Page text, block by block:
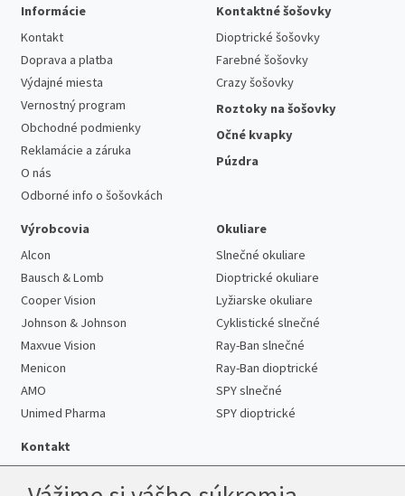
Informácie
Kontakt
Doprava a platba
Výdajné miesta
Vernostný program
Obchodné podmienky
Reklamácie a záruka
O nás
Odborné info o šošovkách
Kontaktné šošovky
Dioptrické šošovky
Farebné šošovky
Crazy šošovky
Roztoky na šošovky
Očné kvapky
Púzdra
Výrobcovia
Alcon
Bausch & Lomb
Cooper Vision
Johnson & Johnson
Maxvue Vision
Menicon
AMO
Unimed Pharma
Okuliare
Slnečné okuliare
Dioptrické okuliare
Lyžiarske okuliare
Cyklistické slnečné
Ray-Ban slnečné
Ray-Ban dioptrické
SPY slnečné
SPY dioptrické
Kontakt